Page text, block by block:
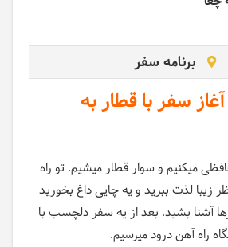
برنامه سفر
سفر با قطار به
میکنیم و سوار قطار میشیم. تو راه
زیبا لذت ببرید و یه چایی داغ بخورید
آشنا بشید. بعد از یه سفر دلچسب با
راه آهن درود میرسیم.